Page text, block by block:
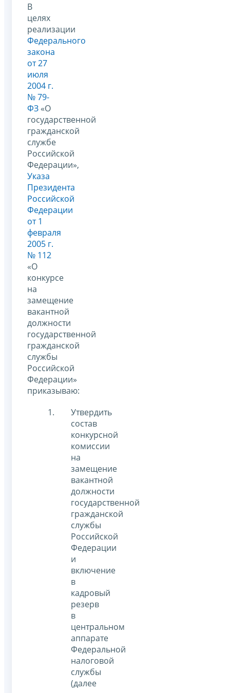
В
целях
реализации
Федерального
закона
от 27
июля
2004 г.
№ 79-
ФЗ «О
государственной
гражданской
службе
Российской
Федерации»,
Указа
Президента
Российской
Федерации
от 1
февраля
2005 г.
№ 112
«О
конкурсе
на
замещение
вакантной
должности
государственной
гражданской
службы
Российской
Федерации»
приказываю:
Утвердить
состав
конкурсной
комиссии
на
замещение
вакантной
должности
государственной
гражданской
службы
Российской
Федерации
и
включение
в
кадровый
резерв
в
центральном
аппарате
Федеральной
налоговой
службы
(далее